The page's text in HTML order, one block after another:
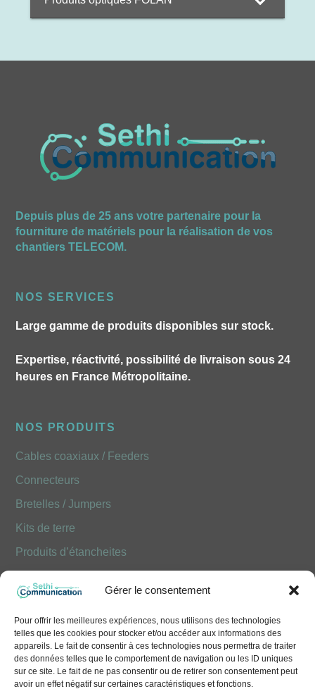
Gérer le consentement
Pour offrir les meilleures expériences, nous utilisons des technologies
telles que les cookies pour stocker et/ou accéder aux informations des
appareils. Le fait de consentir à ces technologies nous permettra de traiter
des données telles que le comportement de navigation ou les ID uniques
sur ce site. Le fait de ne pas consentir ou de retirer son consentement peut
avoir un effet négatif sur certaines caractéristiques et fonctions.
Depuis plus de 25 ans votre partenaire pour la
fourniture de matériels pour la réalisation de vos
chantiers TELECOM.
NOS SERVICES
Large gamme de produits disponibles sur stock.
Expertise, réactivité, possibilité de livraison sous 24
heures en France Métropolitaine.
NOS PRODUITS
Cables coaxiaux / Feeders
Connecteurs
Bretelles / Jumpers
Kits de terre
Produits d’étancheites
10 Avenue Émile Aillaud - 91350 Grigny
+33 (0)1 41 83 68 50
contact@sethi-communication.com